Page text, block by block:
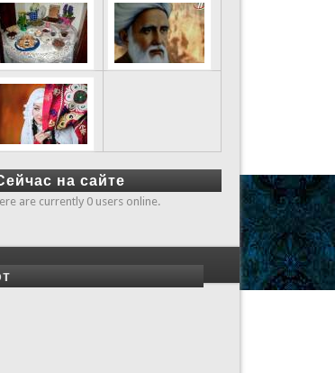
на сайте
are currently 0 users online.